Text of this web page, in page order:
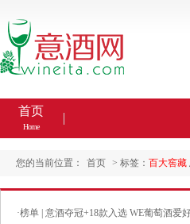
首页
Home
您的当前位置： 首页 > 标签： 百大窖藏
·榜单 | 意酒夺冠+18款入选 WE葡萄酒爱